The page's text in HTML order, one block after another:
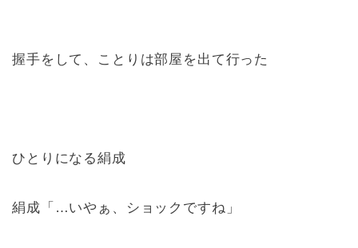
握手をして、ことりは部屋を出て行った
ひとりになる絹成
絹成「…いやぁ、ショックですね」